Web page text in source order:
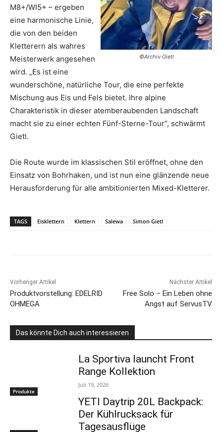
©Archiv Gietl
M8+/WI5+ – ergeben
eine harmonische Linie,
die von den beiden
Kletterern als wahres
Meisterwerk angesehen
wird. „Es ist eine
wunderschöne, natürliche Tour, die eine perfekte
Mischung aus Eis und Fels bietet. Ihre alpine
Charakteristik in dieser atemberaubenden Landschaft
macht sie zu einer echten Fünf-Sterne-Tour“, schwärmt
Gietl.
Die Route wurde im klassischen Stil eröffnet, ohne den
Einsatz von Bohrhaken, und ist nun eine glänzende neue
Herausforderung für alle ambitionierten Mixed-Kletterer.
TAGS Eisklettern Klettern Salewa Simon Gietl
Vorheriger Artikel
Produktvorstellung: EDELRID
OHMEGA
Nächster Artikel
Free Solo – Ein Leben ohne
Angst auf ServusTV
Das könnte Dich auch interessieren
Produkte
La Sportiva launcht Front
Range Kollektion
Juli 19, 2026
YETI Daytrip 20L Backpack:
Der Kühlrucksack für
Tagesausflüge